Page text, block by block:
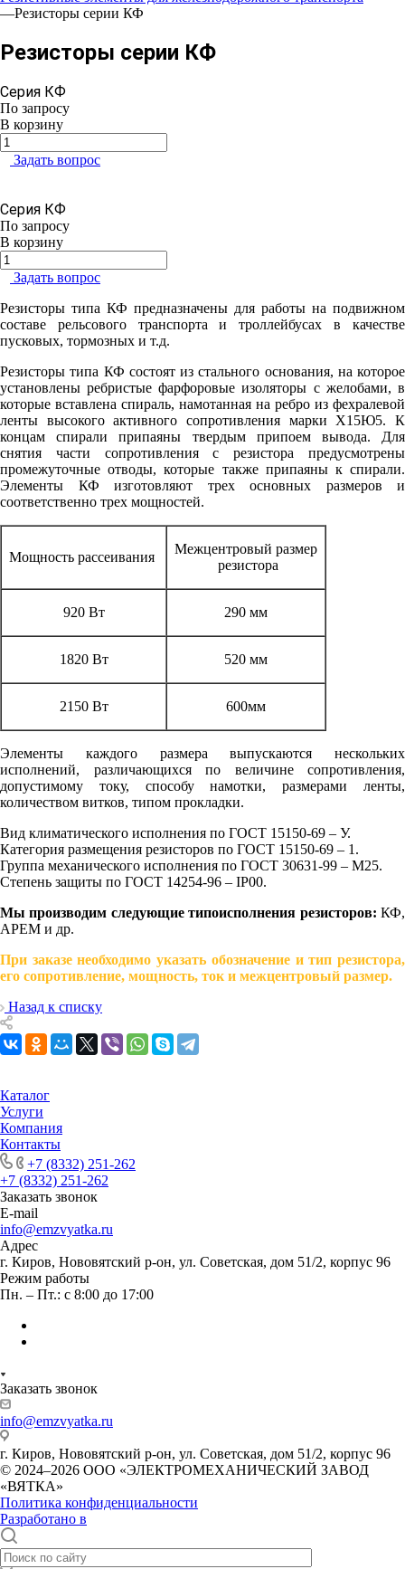
—Резисторы серии КФ
Резисторы серии КФ
Серия КФ
По запросу
В корзину
Задать вопрос
Серия КФ
По запросу
В корзину
Задать вопрос
Резисторы типа КФ предназначены для работы на подвижном
составе рельсового транспорта и троллейбусах в качестве
пусковых, тормозных и т.д.
Резисторы типа КФ состоят из стального основания, на которое
установлены ребристые фарфоровые изоляторы с желобами, в
которые вставлена спираль, намотанная на ребро из фехралевой
ленты высокого активного сопротивления марки Х15Ю5. К
концам спирали припаяны твердым припоем вывода. Для
снятия части сопротивления с резистора предусмотрены
промежуточные отводы, которые также припаяны к спирали.
Элементы КФ изготовляют трех основных размеров и
соответственно трех мощностей.
Мощность рассеивания
Межцентровый размер
резистора
920 Вт 290 мм
1820 Вт 520 мм
2150 Вт 600мм
Элементы каждого размера выпускаются нескольких
исполнений, различающихся по величине сопротивления,
допустимому току, способу намотки, размерами ленты,
количеством витков, типом прокладки.
Вид климатического исполнения по ГОСТ 15150-69 – У.
Категория размещения резисторов по ГОСТ 15150-69 – 1.
Группа механического исполнения по ГОСТ 30631-99 – М25.
Степень защиты по ГОСТ 14254-96 – IP00.
Мы производим следующие типоисполнения резисторов: КФ,
АРЕМ и др.
При заказе необходимо указать обозначение и тип резистора,
его сопротивление, мощность, ток и межцентровый размер.
Назад к списку
Каталог
Услуги
Компания
Контакты
+7 (8332) 251-262
+7 (8332) 251-262
Заказать звонок
E-mail
info@emzvyatka.ru
Адрес
г. Киров, Нововятский р-он, ул. Советская, дом 51/2, корпус 96
Режим работы
Пн. – Пт.: с 8:00 до 17:00
Заказать звонок
info@emzvyatka.ru
г. Киров, Нововятский р-он, ул. Советская, дом 51/2, корпус 96
© 2024–2026 ООО «ЭЛЕКТРОМЕХАНИЧЕСКИЙ ЗАВОД
«ВЯТКА»
Политика конфиденциальности
Разработано в